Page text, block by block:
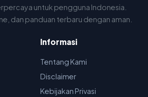
untuk pengguna Indonesia.
dan panduan terbaru dengan aman.
Informasi
Tentang Kami
Disclaimer
Kebijakan Privasi